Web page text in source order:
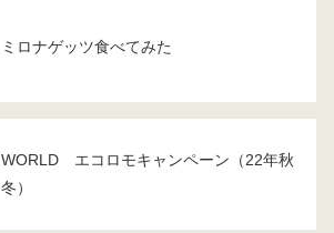
ミロナゲッツ食べてみた
WORLD エコロモキャンペーン（22年秋
冬）